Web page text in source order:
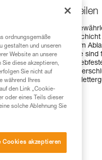
Sichern und Abseilen
Sichern und Abseilen
Die doppelte
Abseilfahrten und beim
Handbereiche
ist aus Leder mit
mit
eines Karabiners am
ordnungsgemäße
gestalten und unseren
Website an unsere
Sie diese akzeptieren,
Sie nicht auf
während Ihres
den Link „Cookie-
oder eines Teils dieser
solche Ablehnung Sie
Cookies akzeptieren